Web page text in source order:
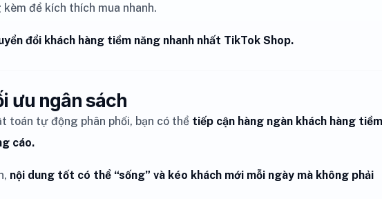
để kích thích mua nhanh.
đổi khách hàng tiềm năng nhanh nhất TikTok Shop.
ưu ngân sách
toán tự động phân phối, bạn có thể tiếp cận hàng ngàn khách hàng tiềm
cáo.
nội dung tốt có thể “sống” và kéo khách mới mỗi ngày mà không phải